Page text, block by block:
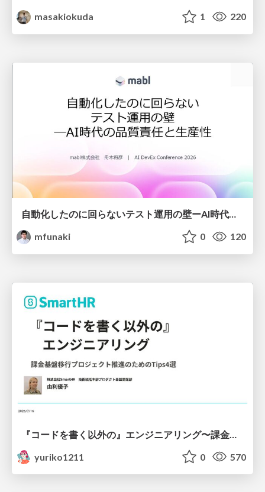
masakiokuda
1 220
自動化したのに回らないテスト運用の壁ーAI時代の品質責任と生産性
mfunaki
0 120
yuriko1211
0 570